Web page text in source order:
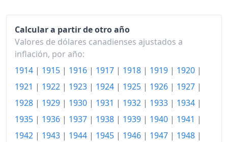
1949
157.73
1950
161.95
1951
179.03
1952
183.68
1953
181.84
1954
183.03
Calcular a partir de otro año
Valores de dólares canadienses ajustados a
inflación, por año:
1914 | 1915 | 1916 | 1917 | 1918 | 1919 | 1920 |
1921 | 1922 | 1923 | 1924 | 1925 | 1926 | 1927 |
1928 | 1929 | 1930 | 1931 | 1932 | 1933 | 1934 |
1935 | 1936 | 1937 | 1938 | 1939 | 1940 | 1941 |
1942 | 1943 | 1944 | 1945 | 1946 | 1947 | 1948 |